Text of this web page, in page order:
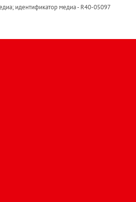
идентификатор медиа - R40-05097